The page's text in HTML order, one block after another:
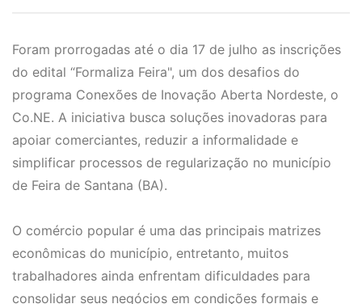
Foram prorrogadas até o dia 17 de julho as inscrições
do edital “Formaliza Feira", um dos desafios do
programa Conexões de Inovação Aberta Nordeste, o
Co.NE. A iniciativa busca soluções inovadoras para
apoiar comerciantes, reduzir a informalidade e
simplificar processos de regularização no município
de Feira de Santana (BA).
O comércio popular é uma das principais matrizes
econômicas do município, entretanto, muitos
trabalhadores ainda enfrentam dificuldades para
consolidar seus negócios em condições formais e